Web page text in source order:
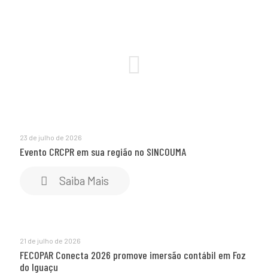
23 de julho de 2026
Evento CRCPR em sua região no SINCOUMA
Saiba Mais
21 de julho de 2026
FECOPAR Conecta 2026 promove imersão contábil em Foz
do Iguaçu